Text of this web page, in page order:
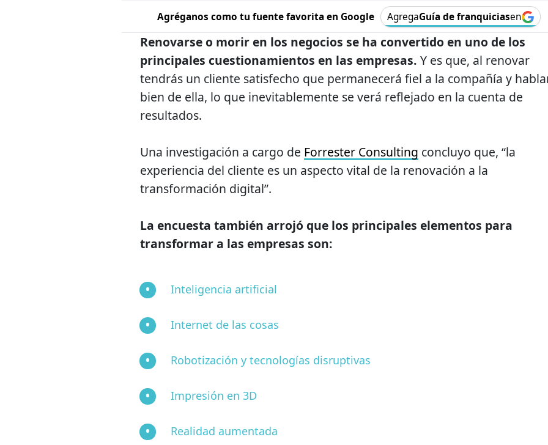
Agréganos como tu fuente favorita en Google AgregaGuía de franquiciasen
Renovarse o morir en los negocios se ha convertido en uno de los
principales cuestionamientos en las empresas. Y es que, al renovar
tendrás un cliente satisfecho que permanecerá fiel a la compañía y
bien de ella, lo que inevitablemente se verá reflejado en la cuenta de
resultados.
Una investigación a cargo de Forrester Consulting concluyo que, “la
experiencia del cliente es un aspecto vital de la renovación a la
transformación digital”.
La encuesta también arrojó que los principales elementos para
transformar a las empresas son:
Inteligencia artificial
Internet de las cosas
Robotización y tecnologías disruptivas
Impresión en 3D
Realidad aumentada